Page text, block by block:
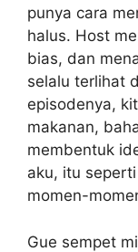
punya cara
halus. Host
bias, dan
selalu terlihat
episodenya,
makanan,
membentuk
aku, itu
momen-
Gue sempet